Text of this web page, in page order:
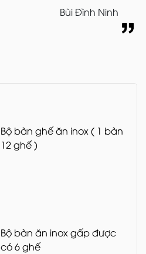
Bùi Đình Ninh
Bộ bàn ghế ăn inox ( 1 bàn
12 ghế )
Bộ bàn ăn inox gấp được
có 6 ghế